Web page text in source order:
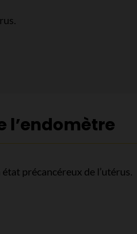
l’endomètre
précancéreux de l’utérus.